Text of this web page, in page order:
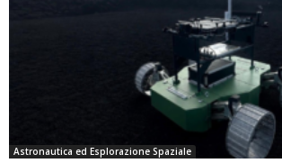
Astronautica ed Esplorazione Spaziale